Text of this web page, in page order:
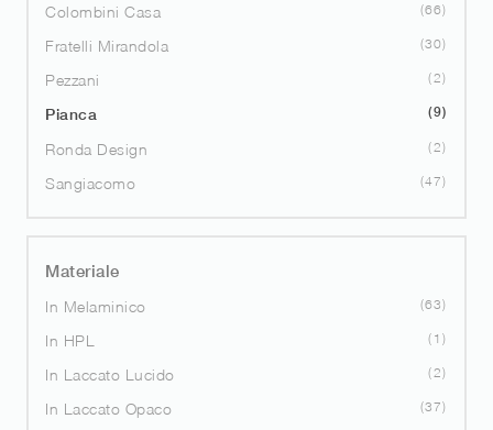
Colombini Casa 66
Fratelli Mirandola 30
Pezzani 2
Pianca 9
Ronda Design 2
Sangiacomo 47
Materiale
In Melaminico
63
In HPL 1
In Laccato Lucido 2
In Laccato Opaco 37